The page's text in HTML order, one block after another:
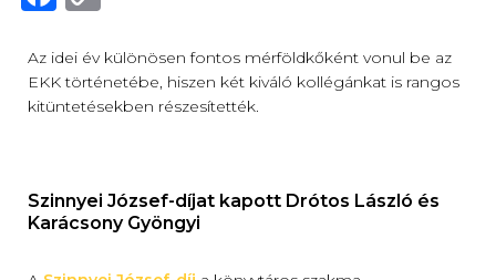
c
e
o
k
p
y
k
Az idei év különösen fontos mérföldkőként vonul be az
EKK történetébe, hiszen két kiváló kollégánkat is rangos
kitüntetésekben részesítették.
Szinnyei József-díjat kapott Drótos László és
Karácsony Gyöngyi